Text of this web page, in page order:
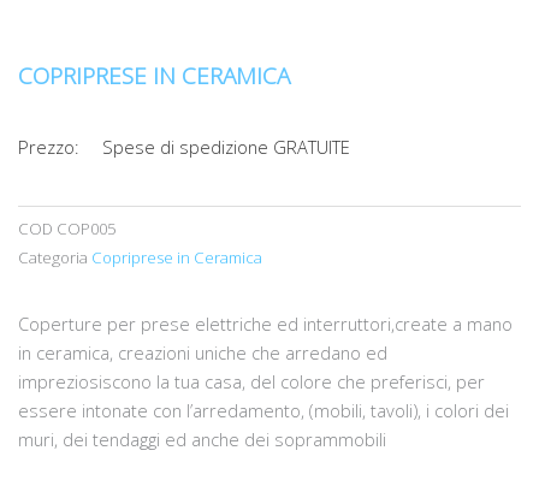
COPRIPRESE IN CERAMICA
Prezzo: Spese di spedizione GRATUITE
COD COP005
Categoria Copriprese in Ceramica
Coperture per prese elettriche ed interruttori,create a mano
in ceramica, creazioni uniche che arredano ed
impreziosiscono la tua casa, del colore che preferisci, per
essere intonate con l’arredamento, (mobili, tavoli), i colori dei
muri, dei tendaggi ed anche dei soprammobili